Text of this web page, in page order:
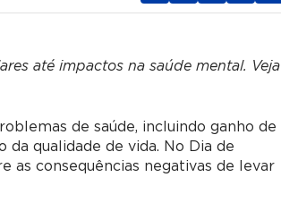
até impactos na saúde mental. Veja
de saúde, incluindo ganho de
da qualidade de vida. No Dia de
as consequências negativas de levar